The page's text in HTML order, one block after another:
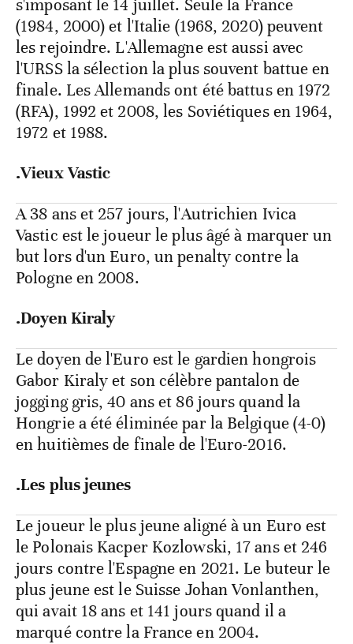
s'imposant le 14 juillet. Seule la France
(1984, 2000) et l'Italie (1968, 2020) peuvent
les rejoindre. L'Allemagne est aussi avec
l'URSS la sélection la plus souvent battue en
finale. Les Allemands ont été battus en 1972
(RFA), 1992 et 2008, les Soviétiques en 1964,
1972 et 1988.
.Vieux Vastic
A 38 ans et 257 jours, l'Autrichien Ivica
Vastic est le joueur le plus âgé à marquer un
but lors d'un Euro, un penalty contre la
Pologne en 2008.
.Doyen Kiraly
Le doyen de l'Euro est le gardien hongrois
Gabor Kiraly et son célèbre pantalon de
jogging gris, 40 ans et 86 jours quand la
Hongrie a été éliminée par la Belgique (4-0)
en huitièmes de finale de l'Euro-2016.
.Les plus jeunes
Le joueur le plus jeune aligné à un Euro est
le Polonais Kacper Kozlowski, 17 ans et 246
jours contre l'Espagne en 2021. Le buteur le
plus jeune est le Suisse Johan Vonlanthen,
qui avait 18 ans et 141 jours quand il a
marqué contre la France en 2004.